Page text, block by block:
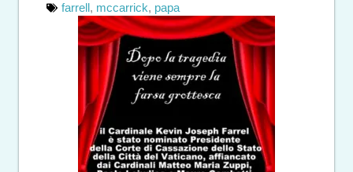
farrell , mccarrick, papa